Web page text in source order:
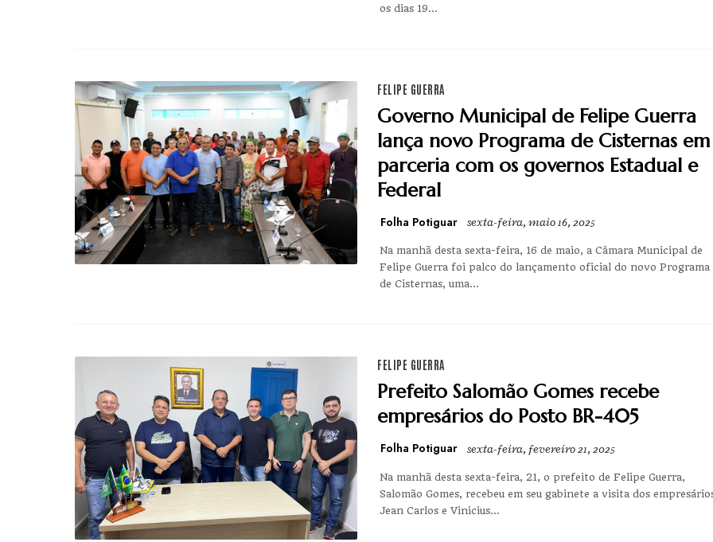
os dias 19...
FELIPE GUERRA
Governo Municipal de Felipe Guerra
lança novo Programa de Cisternas em
parceria com os governos Estadual e
Federal
Folha Potiguar sexta-feira, maio 16, 2025
Na manhã desta sexta-feira, 16 de maio, a Câmara Municipal de
Felipe Guerra foi palco do lançamento oficial do novo Programa
de Cisternas, uma...
FELIPE GUERRA
Prefeito Salomão Gomes recebe
empresários do Posto BR-405
Folha Potiguar sexta-feira, fevereiro 21, 2025
Na manhã desta sexta-feira, 21, o prefeito de Felipe Guerra,
Salomão Gomes, recebeu em seu gabinete a visita dos
Jean Carlos e Vinicius...